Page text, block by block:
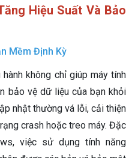
Hiệu Suất Và Bảo
Mềm Định Kỳ
không chỉ giúp máy tính
bảo vệ dữ liệu của bạn khỏi
nhật thường vá lỗi, cải thiện
crash hoặc treo máy. Đặc
việc sử dụng tính năng